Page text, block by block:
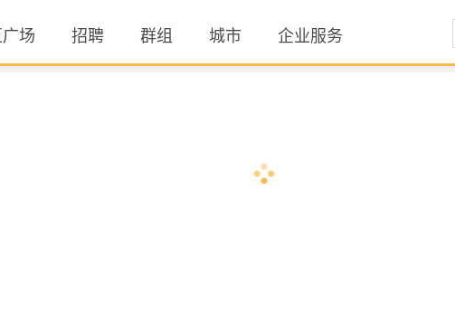
场 招聘 群组 城市 企业服务